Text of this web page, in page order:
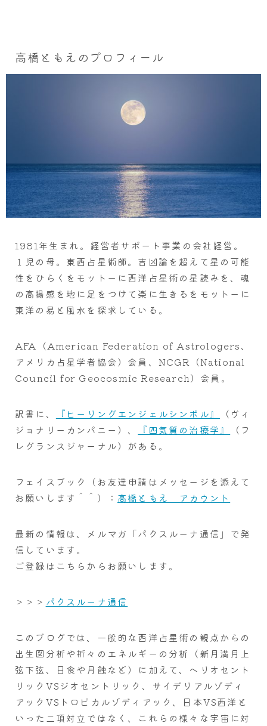
高橋ともえのプロフィール
1981年生まれ。経営者サポート事業の会社経営。
１児の母。東西占星術師。吉凶論を超えて星の可能
性をひらくをモットーに西洋占星術の星読みを、魂
の高揚感を地に足をつけて楽に生きるをモットーに
東洋の易と風水を探求している。
AFA（American Federation of Astrologers、
アメリカ占星学者協会）会員、NCGR（National
Council for Geocosmic Research）会員。
訳書に、 『ヒーリングエンジェルシンボル』
（ヴィ
ジョナリーカンパニー）、
『四気質の治療学』
（フ
レグランスジャーナル）がある。
フェイスブック（お友達申請はメッセージを添えて
お願いします＾＾）： 高橋ともえ アカウント
最新の情報は、メルマガ「パクスルーナ通信」で発
信しています。
ご登録はこちらからお願いします。
＞＞＞ パクスルーナ通信
このブログでは、一般的な西洋占星術の観点からの
出生図分析や折々のエネルギーの分析（新月満月上
弦下弦、日食や月蝕など）に加えて、ヘリオセント
リックVSジオセントリック、サイデリアルゾディ
アックVSトロピカルゾディアック、日本VS西洋と
いった二項対立ではなく、これらの様々な宇宙に対